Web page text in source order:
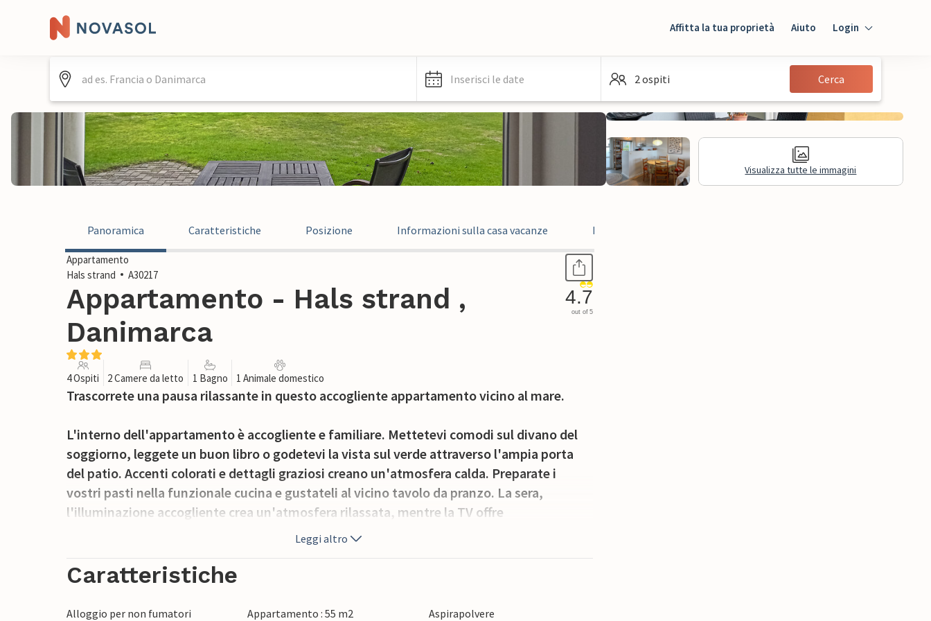
Affitta la tua proprietà Aiuto Login
Ospiti
Inserisci le date 2 ospiti Cerca
Visualizza tutte le immagini
Panoramica Caratteristiche Posizione Informazioni sulla casa vacanze Recensioni
Appartamento
Hals strand
A30217
Appartamento - Hals strand ,
Danimarca
4.7
out of 5
4 Ospiti 2 Camere da letto 1 Bagno 1 Animale domestico
Trascorrete una pausa rilassante in questo accogliente appartamento vicino al mare.
L'interno dell'appartamento è accogliente e familiare. Mettetevi comodi sul divano del
soggiorno, leggete un buon libro o godetevi la vista sul verde attraverso l'ampia porta
del patio. Accenti colorati e dettagli graziosi creano un'atmosfera calda. Preparate i
vostri pasti nella funzionale cucina e gustateli al vicino tavolo da pranzo. La sera,
l'illuminazione accogliente crea un'atmosfera rilassata, mentre la TV offre
Aprite la porta del patio e uscite all'aria aperta. Su una delle terrazze arredate, davanti o
bicchiere di vino. È disponibile un barbecue e l'ampio prato invita a fare piccoli giochi o
Leggi altro
Caratteristiche
Alloggio per non fumatori Appartamento : 55 m2
Aspirapolvere